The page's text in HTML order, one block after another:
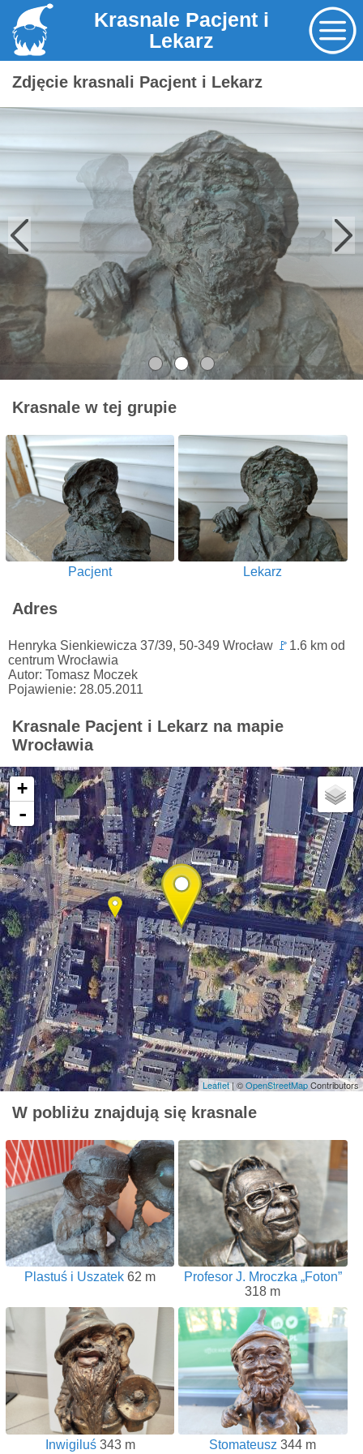
Krasnale Pacjent i
Lekarz
Zdjęcie krasnali Pacjent i Lekarz
Krasnale w tej grupie
Pacjent Lekarz
Adres
Henryka Sienkiewicza 37/39, 50-349 Wrocław 🚩 1.6 km od
centrum Wrocławia
Autor: Tomasz Moczek
Pojawienie: 28.05.2011
Krasnale Pacjent i Lekarz na mapie
Wrocławia
+
-
Leaflet| ©OpenStreetMapContributors
W pobliżu znajdują się krasnale
Plastuś i Uszatek 62 m
Profesor J. Mroczka „Foton”
318 m
Inwigiluś343 m Stomateusz 344 m